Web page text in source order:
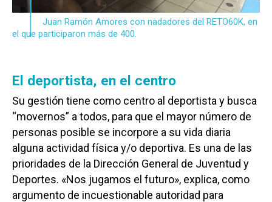
Juan Ramón Amores con nadadores del RETO60K, en
el que participaron más de 400.
El deportista, en el centro
Su gestión tiene como centro al deportista y busca
“movernos” a todos, para que el mayor número de
personas posible se incorpore a su vida diaria
alguna actividad física y/o deportiva. Es una de las
prioridades de la Dirección General de Juventud y
Deportes. «Nos jugamos el futuro», explica, como
argumento de incuestionable autoridad para